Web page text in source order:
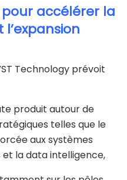
accélérer la
Technology prévoit
produit autour de
telles que le
aux systèmes
et la data intelligence,